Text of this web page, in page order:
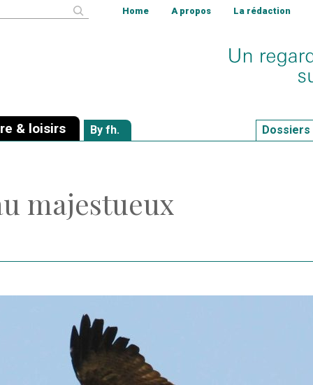
Home A propos La rédaction
& loisirs By fh. Dossiers
majestueux